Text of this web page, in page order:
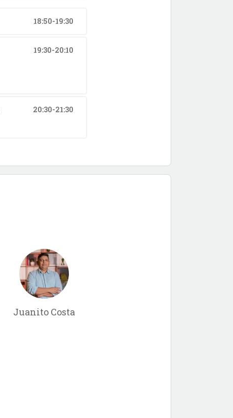
18:50-19:30
19:30-20:10
20:30-21:30
Juanito Costa